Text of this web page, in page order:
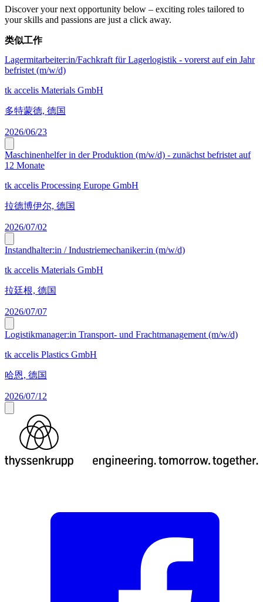
Discover your next opportunity below – exciting roles tailored to
your skills and passions are just a click away.
类似工作
Lagermitarbeiter:in/Fachkraft für Lagerlogistik - vorerst auf ein Jahr
befristet (m/w/d)
tk accelis Materials GmbH
多特蒙德, 德国
2026/06/23
Maschinenhelfer in der Produktion (m/w/d) - zunächst befristet auf
12 Monate
tk accelis Processing Europe GmbH
拉德博伊尔, 德国
2026/07/02
Instandhalter:in / Industriemechaniker:in (m/w/d)
tk accelis Materials GmbH
拉廷根, 德国
2026/07/07
Logistikmanager:in Transport- und Frachtmanagement (m/w/d)
tk accelis Plastics GmbH
哈恩, 德国
2026/07/12